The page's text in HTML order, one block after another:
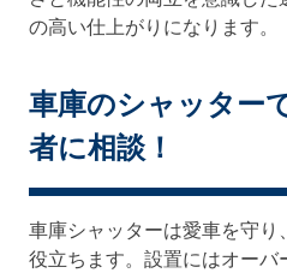
の高い仕上がりになります。
車庫のシャッター
者に相談！
車庫シャッターは愛車を守り
役立ちます。設置にはオー